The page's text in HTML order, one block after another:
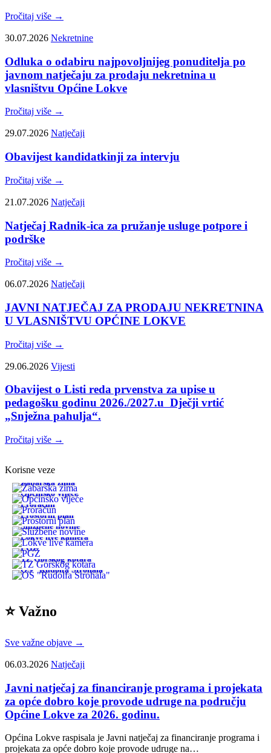
Pročitaj više →
30.07.2026 Nekretnine
Odluka o odabiru najpovoljnijeg ponuditelja po
javnom natječaju za prodaju nekretnina u
vlasništvu Općine Lokve
Pročitaj više →
29.07.2026 Natječaji
Obavijest kandidatkinji za intervju
Pročitaj više →
21.07.2026 Natječaji
Natječaj Radnik-ica za pružanje usluge potpore i
podrške
Pročitaj više →
06.07.2026 Natječaji
JAVNI NATJEČAJ ZA PRODAJU NEKRETNINA
U VLASNIŠTVU OPĆINE LOKVE
Pročitaj više →
29.06.2026 Vijesti
Obavijest o Listi reda prvenstva za upise u
pedagošku godinu 2026./2027.u Dječji vrtić
„Snježna pahulja“.
Pročitaj više →
Korisne veze
Žabarska zima
Općinsko vijeće
Proračun
Prostorni plan
Službene novine
Lokve live kamera
PGŽ
TZ Gorskog kotara
OŠ "Rudolfa Strohala"
⭐ Važno
Sve važne objave →
06.03.2026 Natječaji
Javni natječaj za financiranje programa i projekata
za opće dobro koje provode udruge na području
Općine Lokve za 2026. godinu.
Općina Lokve raspisala je Javni natječaj za financiranje programa i
projekata za opće dobro koje provode udruge na…